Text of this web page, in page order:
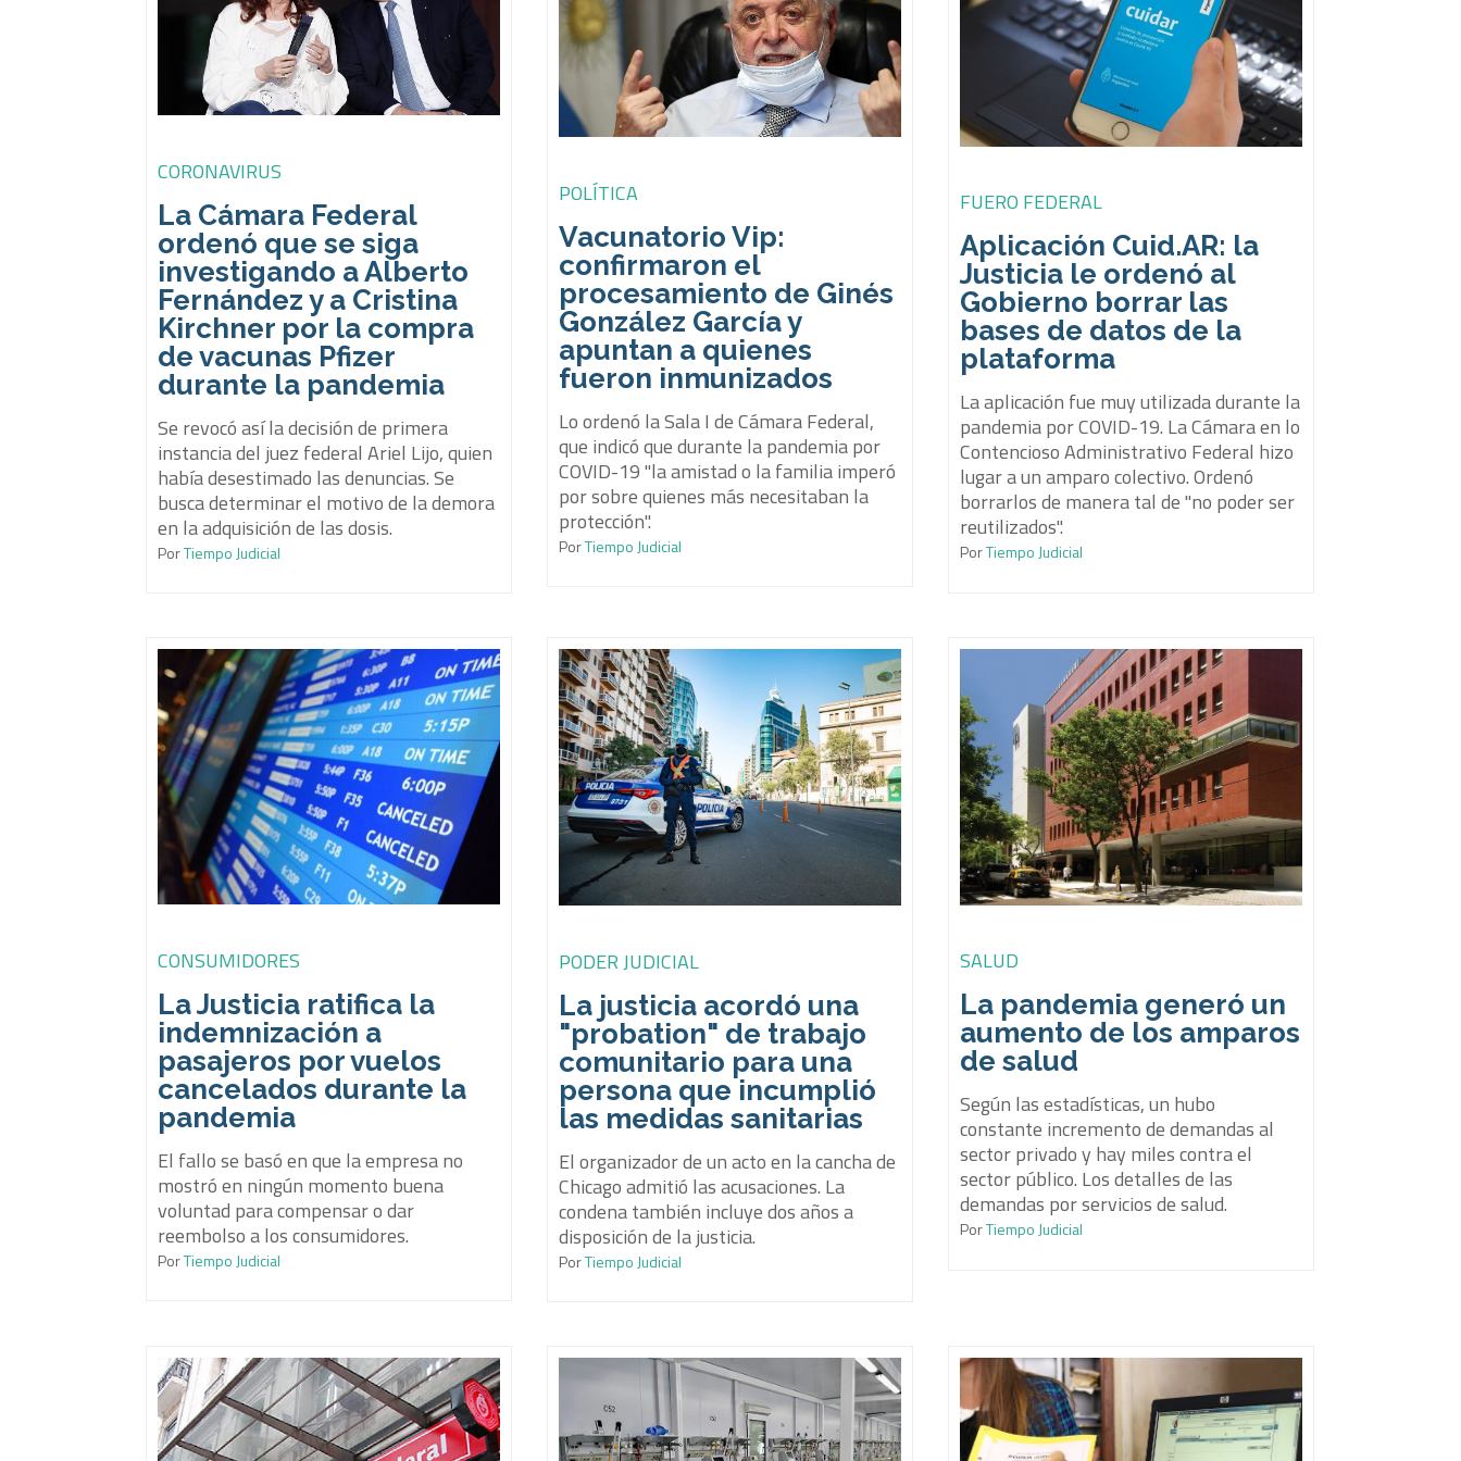
CORONAVIRUS
La Cámara Federal
ordenó que se siga
investigando a Alberto
Fernández y a Cristina
Kirchner por la compra
de vacunas Pfizer
durante la pandemia
Se revocó así la decisión de primera
instancia del juez federal Ariel Lijo, quien
había desestimado las denuncias. Se
busca determinar el motivo de la demora
en la adquisición de las dosis.
PorTiempo Judicial
POLÍTICA
Vacunatorio Vip:
confirmaron el
procesamiento de Ginés
González García y
apuntan a quienes
fueron inmunizados
Lo ordenó la Sala I de Cámara Federal,
que indicó que durante la pandemia por
COVID-19 "la amistad o la familia imperó
por sobre quienes más necesitaban la
protección".
PorTiempo Judicial
FUERO FEDERAL
Aplicación Cuid.AR: la
Justicia le ordenó al
Gobierno borrar las
bases de datos de la
plataforma
La aplicación fue muy utilizada durante la
pandemia por COVID-19. La Cámara en lo
Contencioso Administrativo Federal hizo
lugar a un amparo colectivo. Ordenó
borrarlos de manera tal de "no poder ser
reutilizados".
PorTiempo Judicial
CONSUMIDORES
La Justicia ratifica la
indemnización a
pasajeros por vuelos
cancelados durante la
pandemia
El fallo se basó en que la empresa no
mostró en ningún momento buena
voluntad para compensar o dar
reembolso a los consumidores.
PorTiempo Judicial
PODER JUDICIAL
La justicia acordó una
"probation" de trabajo
comunitario para una
persona que incumplió
las medidas sanitarias
El organizador de un acto en la cancha de
Chicago admitió las acusaciones. La
condena también incluye dos años a
disposición de la justicia.
PorTiempo Judicial
SALUD
La pandemia generó un
aumento de los amparos
de salud
Según las estadísticas, un hubo
constante incremento de demandas al
sector privado y hay miles contra el
sector público. Los detalles de las
demandas por servicios de salud.
PorTiempo Judicial